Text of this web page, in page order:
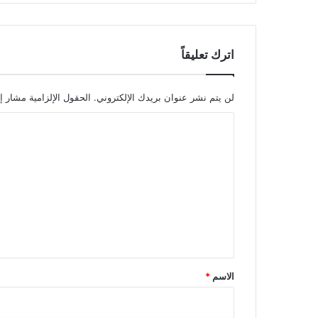
اترك تعليقاً
لن يتم نشر عنوان بريدك الإلكتروني. الحقول الإلزامية مشار
*
الاسم *